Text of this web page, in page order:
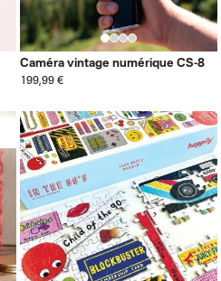
Caméra vintage numérique CS-8
199,99 €